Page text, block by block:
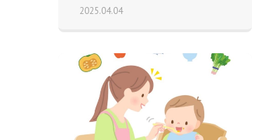
2025.04.04